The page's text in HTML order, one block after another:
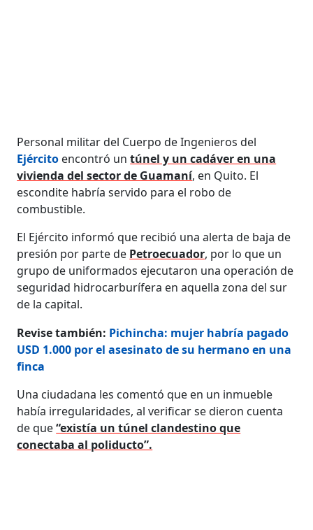
Personal militar del Cuerpo de Ingenieros del
Ejército encontró untúnel y un cadáver en una
vivienda del sector de Guamaní, en Quito. El
escondite habría servido para el robo de
combustible.
El Ejército informó que recibió una alerta de baja de
presión por parte de Petroecuador, por lo que un
grupo de uniformados ejecutaron una operación de
seguridad hidrocarburífera en aquella zona del sur
de la capital.
Revise también: Pichincha: mujer habría pagado
USD 1.000 por el asesinato de su hermano en una
finca
Una ciudadana les comentó que en un inmueble
había irregularidades, al verificar se dieron cuenta
de que“existía un túnel clandestino que
conectaba al poliducto”.